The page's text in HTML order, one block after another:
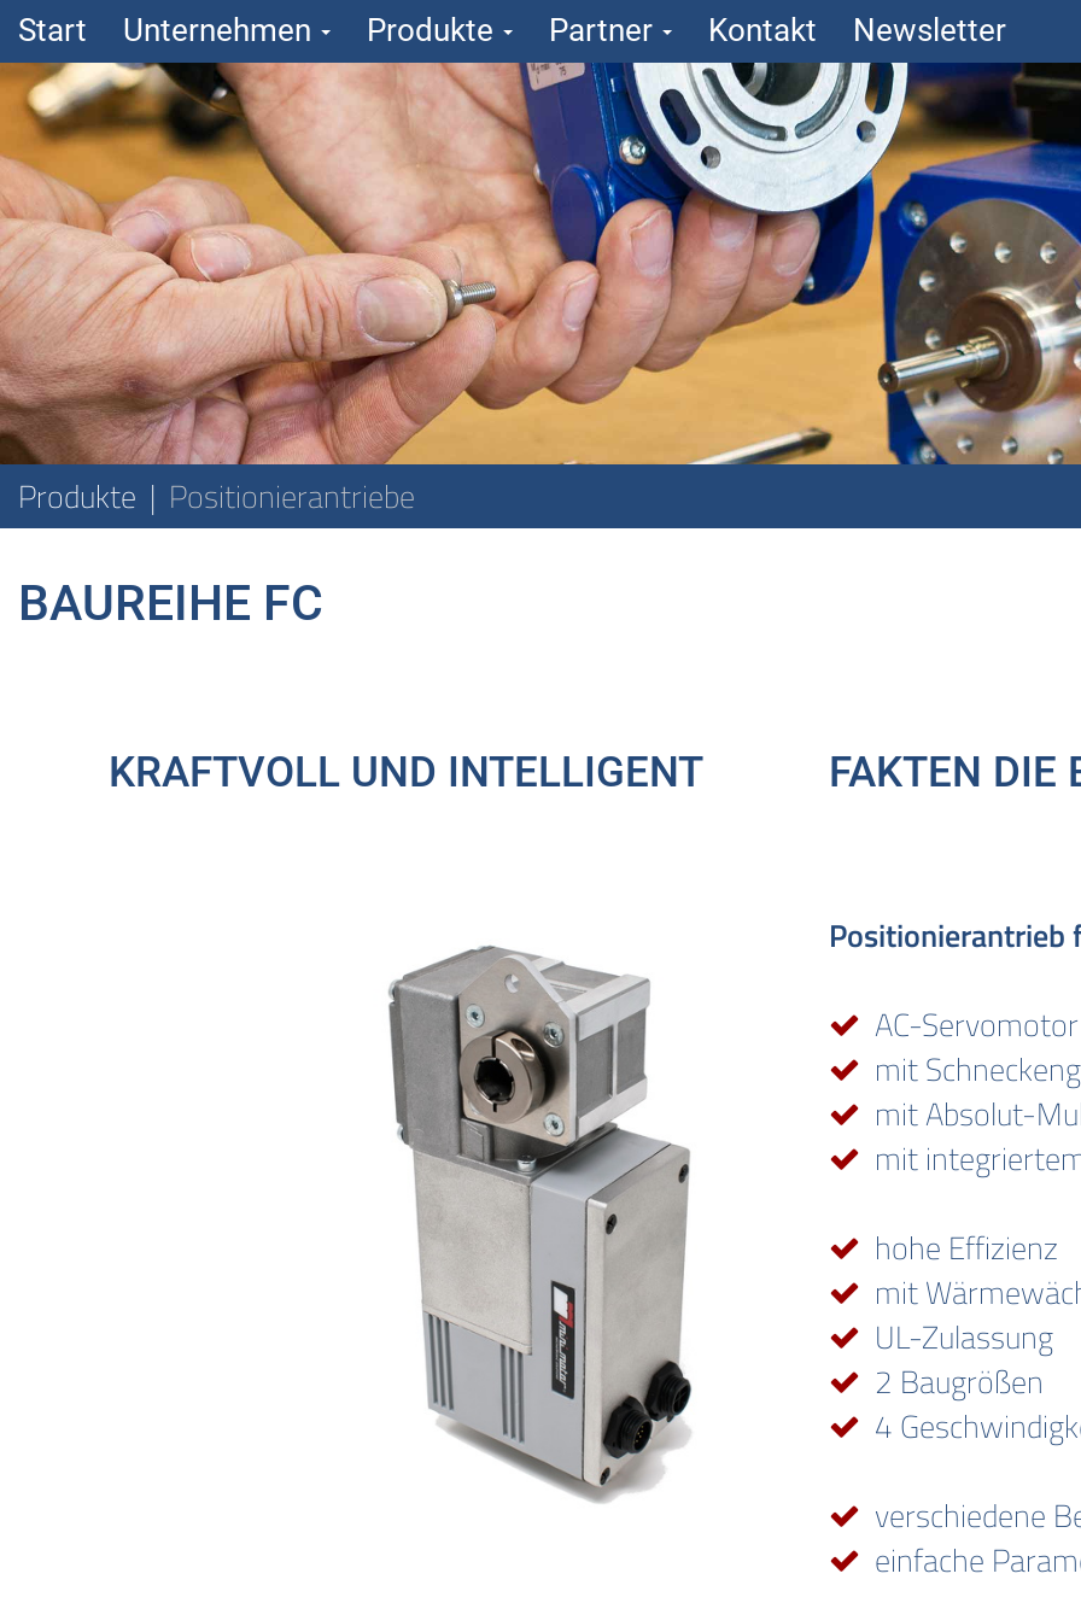
Start Unternehmen Produkte Partner Kontakt Newsletter
Produkte Positionierantriebe
BAUREIHE FC
KRAFTVOLL UND INTELLIGENT FAKTEN DIE
AC-Servomotor
mit
mit Absolut-
mit
hohe Effizienz
mit
UL-Zulassung
2 Baugrößen
4
verschiedene
einfache